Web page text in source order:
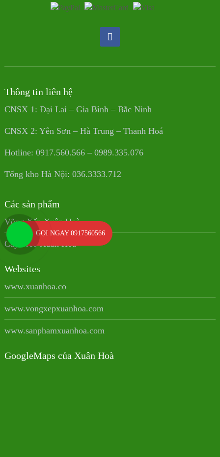
Thông tin liên hệ
CNSX 1: Đại Lai – Gia Bình – Bắc Ninh
CNSX 2: Yên Sơn – Hà Trung – Thanh Hoá
Hotline: 0917.560.566 – 0989.335.076
Tổng kho Hà Nội: 036.3333.712
Các sản phẩm
Võng Xếp Xuân Hoà
Cây Treo Xuân Hoà
Websites
www.xuanhoa.co
www.vongxepxuanhoa.com
www.sanphamxuanhoa.com
GoogleMaps của Xuân Hoà
GỌI NGAY 0917560566